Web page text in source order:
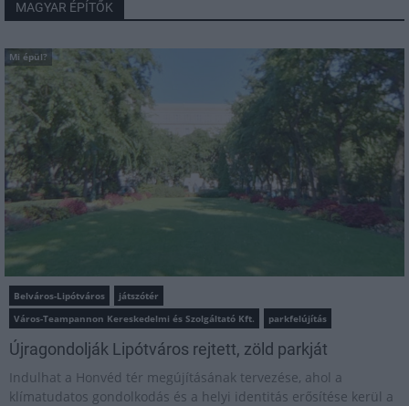
MAGYAR ÉPÍTŐK
Mi épül?
Belváros-Lipótváros
játszótér
Város-Teampannon Kereskedelmi és Szolgáltató Kft.
parkfelújítás
Újragondolják Lipótváros rejtett, zöld parkját
Indulhat a Honvéd tér megújításának tervezése, ahol a
klímatudatos gondolkodás és a helyi identitás erősítése kerül a